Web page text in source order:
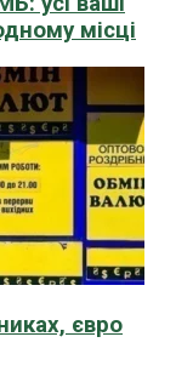
місці
євро